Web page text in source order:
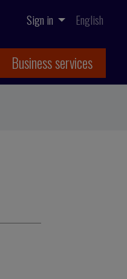
Sign in English
Business services